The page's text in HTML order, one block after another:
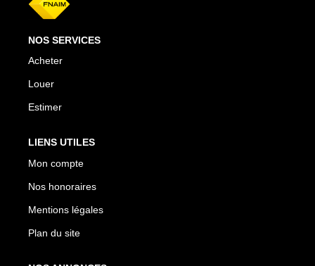
NOS SERVICES
Acheter
Louer
Estimer
LIENS UTILES
Mon compte
Nos honoraires
Mentions légales
Plan du site